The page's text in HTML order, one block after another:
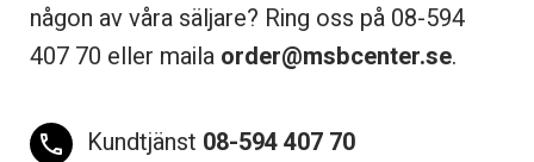
någon av våra säljare? Ring oss på 08-594
407 70 eller maila order@msbcenter.se.
phone Kundtjänst 08-594 407 70